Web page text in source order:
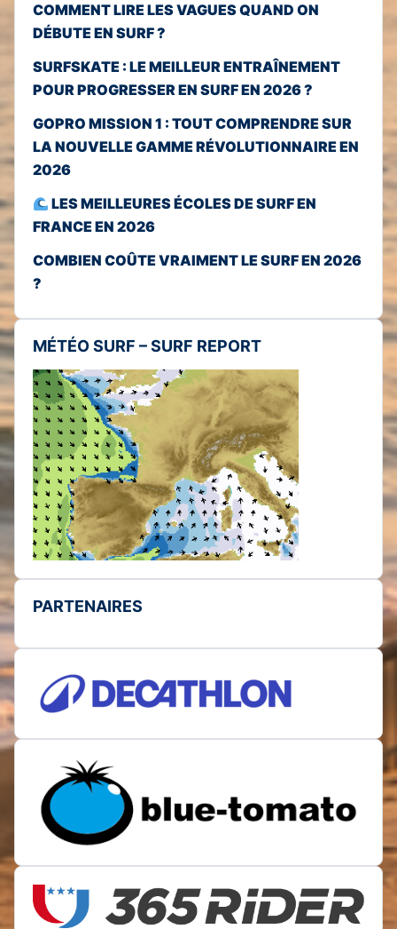
COMMENT LIRE LES VAGUES QUAND ON
DÉBUTE EN SURF ?
SURFSKATE : LE MEILLEUR ENTRAÎNEMENT
POUR PROGRESSER EN SURF EN 2026 ?
GOPRO MISSION 1 : TOUT COMPRENDRE SUR
LA NOUVELLE GAMME RÉVOLUTIONNAIRE EN
2026
LES MEILLEURES ÉCOLES DE SURF EN
FRANCE EN 2026
COMBIEN COÛTE VRAIMENT LE SURF EN 2026
?
MÉTÉO SURF – SURF REPORT
PARTENAIRES